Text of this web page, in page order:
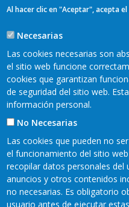
READER 2018©
Contacto
Al hacer clic en "Aceptar", acepta
Necesarias
Las cookies necesarias son
el sitio web funcione
cookies que garantizan
de seguridad del sitio web.
información personal.
No Necesarias
Las cookies que pueden no
el funcionamiento del sitio
recopilar datos personales del
anuncios y otros contenidos
no necesarias. Es obligatorio
usuario antes de ejecutar